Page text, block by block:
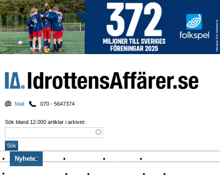
Mail 070 - 5647374
Sök bland 12.000 artiklar i arkivet:
Nyheter Krönikor Sport & spel Nyhetsbrev
Om Idrottens Affärer
Affärer I spåren av Corona Arena